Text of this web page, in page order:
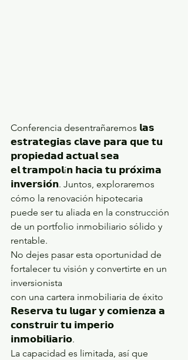
Conferencia desentrañaremos 𝗹𝗮𝘀
𝗲𝘀𝘁𝗿𝗮𝘁𝗲𝗴𝗶𝗮𝘀 𝗰𝗹𝗮𝘃𝗲 𝗽𝗮𝗿𝗮 𝗾𝘂𝗲 𝘁𝘂
𝗽𝗿𝗼𝗽𝗶𝗲𝗱𝗮𝗱 𝗮𝗰𝘁𝘂𝗮𝗹 𝘀𝗲𝗮
𝗲𝗹 𝘁𝗿𝗮𝗺𝗽𝗼𝗹í𝗻 𝗵𝗮𝗰𝗶𝗮 𝘁𝘂 𝗽𝗿𝗼́𝘅𝗶𝗺𝗮
𝗶𝗻𝘃𝗲𝗿𝘀𝗶𝗼́𝗻. Juntos, exploraremos
cómo la renovación hipotecaria
puede ser tu aliada en la construcción
de un portfolio inmobiliario sólido y
rentable.
No dejes pasar esta oportunidad de
fortalecer tu visión y convertirte en un
inversionista
con una cartera inmobiliaria de éxito
𝗥𝗲𝘀𝗲𝗿𝘃𝗮 𝘁𝘂 𝗹𝘂𝗴𝗮𝗿 𝘆 𝗰𝗼𝗺𝗶𝗲𝗻𝘇𝗮 𝗮
𝗰𝗼𝗻𝘀𝘁𝗿𝘂𝗶𝗿 𝘁𝘂 𝗶𝗺𝗽𝗲𝗿𝗶𝗼
𝗶𝗻𝗺𝗼𝗯𝗶𝗹𝗶𝗮𝗿𝗶𝗼.
La capacidad es limitada, así que